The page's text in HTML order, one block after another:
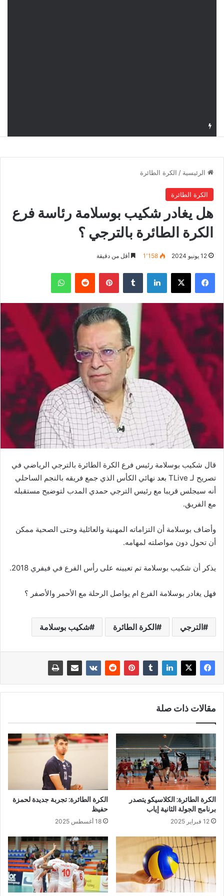
الرئيسية / الكرة الطائرة
الكرة الطائرة
هل يغادر شكيب بوسلامة رئاسة فرع
الكرة الطائرة بالترجي ؟
12 يونيو 2024 1٬158 أقل من دقيقة
فيسبوك ‫X لينكدإن بينتيريست واتساب
قال شكيب بوسلامة رئيس فرع الكرة الطائرة بالترجي الرياضي في
تصريح لـ TLive بعد نهائي الكأس الذي جمع فريقه بالنجم الساحلي
أنه سيجلس قريبا مع رئيس الترجي حمدي المدب لتوضيح مستقبله
مع الفريق.
وأضاف بوسلامة أن التزاماته المهنية والعائلية وحتى الصحية ممكن
أن تحول دون مواصلته لمهامه.
يذكر أن شكيب بوسلامة تم تعيينه على رأس الفرع في فيفري 2018.
فهل يغادر بوسلامة الفرع ام يواصل الرحلة مع الأحمر والأصفر ؟
الترجي الكرة الطائرة شكيب بوسلامة
مقالات ذات صلة
الكرة الطائرة: الكلاسيكو يتصدر
برنامج الجولة الثانية إياب
12 فبراير 2025
الكرة الطائرة: تجربة جديدة لحمزة
حفيظ
18 أغسطس 2025